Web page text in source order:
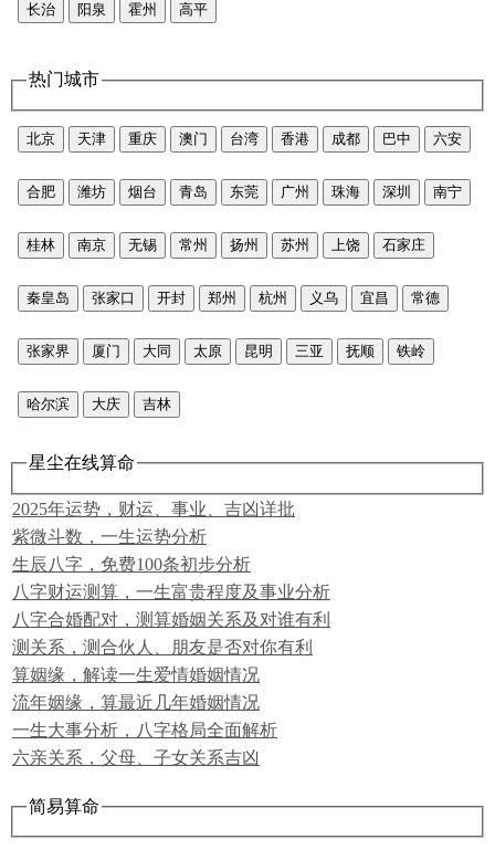
长治 阳泉 霍州 高平
热门城市
北京 天津 重庆 澳门 台湾 香港 成都 巴中 六安
合肥 潍坊 烟台 青岛 东莞 广州 珠海 深圳 南宁
桂林 南京 无锡 常州 扬州 苏州 上饶 石家庄
秦皇岛 张家口 开封 郑州 杭州 义乌 宜昌 常德
张家界 厦门 大同 太原 昆明 三亚 抚顺 铁岭
哈尔滨 大庆 吉林
星尘在线算命
2025年运势，财运、事业、吉凶详批
紫微斗数，一生运势分析
生辰八字，免费100条初步分析
八字财运测算，一生富贵程度及事业分析
八字合婚配对，测算婚姻关系及对谁有利
测关系，测合伙人、朋友是否对你有利
算姻缘，解读一生爱情婚姻情况
流年姻缘，算最近几年婚姻情况
一生大事分析，八字格局全面解析
六亲关系，父母、子女关系吉凶
简易算命